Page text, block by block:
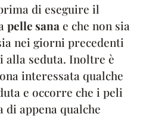
di eseguire il
pelle sana e che non sia
nei giorni precedenti
alla seduta. Inoltre è
interessata qualche
e occorre che i peli
di appena qualche